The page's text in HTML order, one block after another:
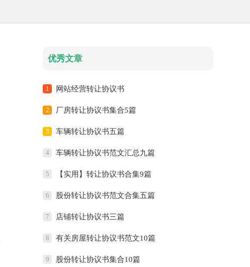
优秀文章
1 网站经营转让协议书
2 厂房转让协议书集合5篇
3 车辆转让协议书五篇
4 车辆转让协议书范文汇总九篇
5 【实用】转让协议书合集9篇
6 股份转让协议书范文合集五篇
7 店铺转让协议书三篇
8 有关房屋转让协议书范文10篇
9 股份转让协议书集合10篇